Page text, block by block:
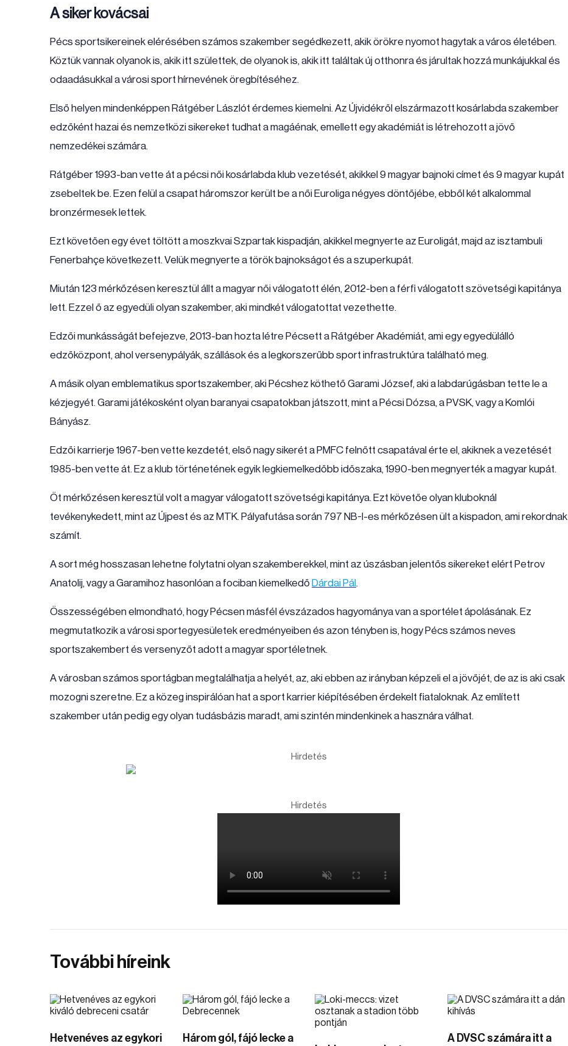
A siker kovácsai
Pécs sportsikereinek elérésében számos szakember segédkezett, akik örökre nyomot hagytak a város életében.
Köztük vannak olyanok is, akik itt születtek, de olyanok is, akik itt találtak új otthonra és járultak hozzá munkájukkal és
odaadásukkal a városi sport hírnevének öregbítéséhez.
Első helyen mindenképpen Rátgéber Lászlót érdemes kiemelni. Az Újvidékről elszármazott kosárlabda szakember
edzőként hazai és nemzetközi sikereket tudhat a magáénak, emellett egy akadémiát is létrehozott a jövő
nemzedékei számára.
Rátgéber 1993-ban vette át a pécsi női kosárlabda klub vezetését, akikkel 9 magyar bajnoki címet és 9 magyar kupát
zsebeltek be. Ezen felül a csapat háromszor került be a női Euroliga négyes döntőjébe, ebből két alkalommal
bronzérmesek lettek.
Ezt követően egy évet töltött a moszkvai Szpartak kispadján, akikkel megnyerte az Euroligát, majd az isztambuli
Fenerbahçe következett. Velük megnyerte a török bajnokságot és a szuperkupát.
Miután 123 mérkőzésen keresztül állt a magyar női válogatott élén, 2012-ben a férfi válogatott szövetségi kapitánya
lett. Ezzel ő az egyedüli olyan szakember, aki mindkét válogatottat vezethette.
Edzői munkásságát befejezve, 2013-ban hozta létre Pécsett a Rátgéber Akadémiát, ami egy egyedülálló
edzőközpont, ahol versenypályák, szállások és a legkorszerűbb sport infrastruktúra található meg.
A másik olyan emblematikus sportszakember, aki Pécshez köthető Garami József, aki a labdarúgásban tette le a
kézjegyét. Garami játékosként olyan baranyai csapatokban játszott, mint a Pécsi Dózsa, a PVSK, vagy a Komlói
Bányász.
Edzői karrierje 1967-ben vette kezdetét, első nagy sikerét a PMFC felnőtt csapatával érte el, akiknek a vezetését
1985-ben vette át. Ez a klub történetének egyik legkiemelkedőbb időszaka, 1990-ben megnyerték a magyar kupát.
Öt mérkőzésen keresztül volt a magyar válogatott szövetségi kapitánya. Ezt követőe olyan kluboknál
tevékenykedett, mint az Újpest és az MTK. Pályafutása során 797 NB-I-es mérkőzésen ült a kispadon, ami rekordnak
számít.
A sort még hosszasan lehetne folytatni olyan szakemberekkel, mint az úszásban jelentős sikereket elért Petrov
Anatolij, vagy a Garamihoz hasonlóan a fociban kiemelkedő Dárdai Pál .
Összességében elmondható, hogy Pécsen másfél évszázados hagyománya van a sportélet ápolásának. Ez
megmutatkozik a városi sportegyesületek eredményeiben és azon tényben is, hogy Pécs számos neves
sportszakembert és versenyzőt adott a magyar sportéletnek.
A városban számos sportágban megtalálhatja a helyét, az, aki ebben az irányban képzeli el a jövőjét, de az is aki csak
mozogni szeretne. Ez a közeg inspirálóan hat a sport karrier kiépítésében érdekelt fiataloknak. Az említett
szakember után pedig egy olyan tudásbázis maradt, ami szintén mindenkinek a hasznára válhat.
Hirdetés
Hirdetés
További híreink
Hetvenéves az egykori
Három gól, fájó lecke a
A DVSC számára itt a